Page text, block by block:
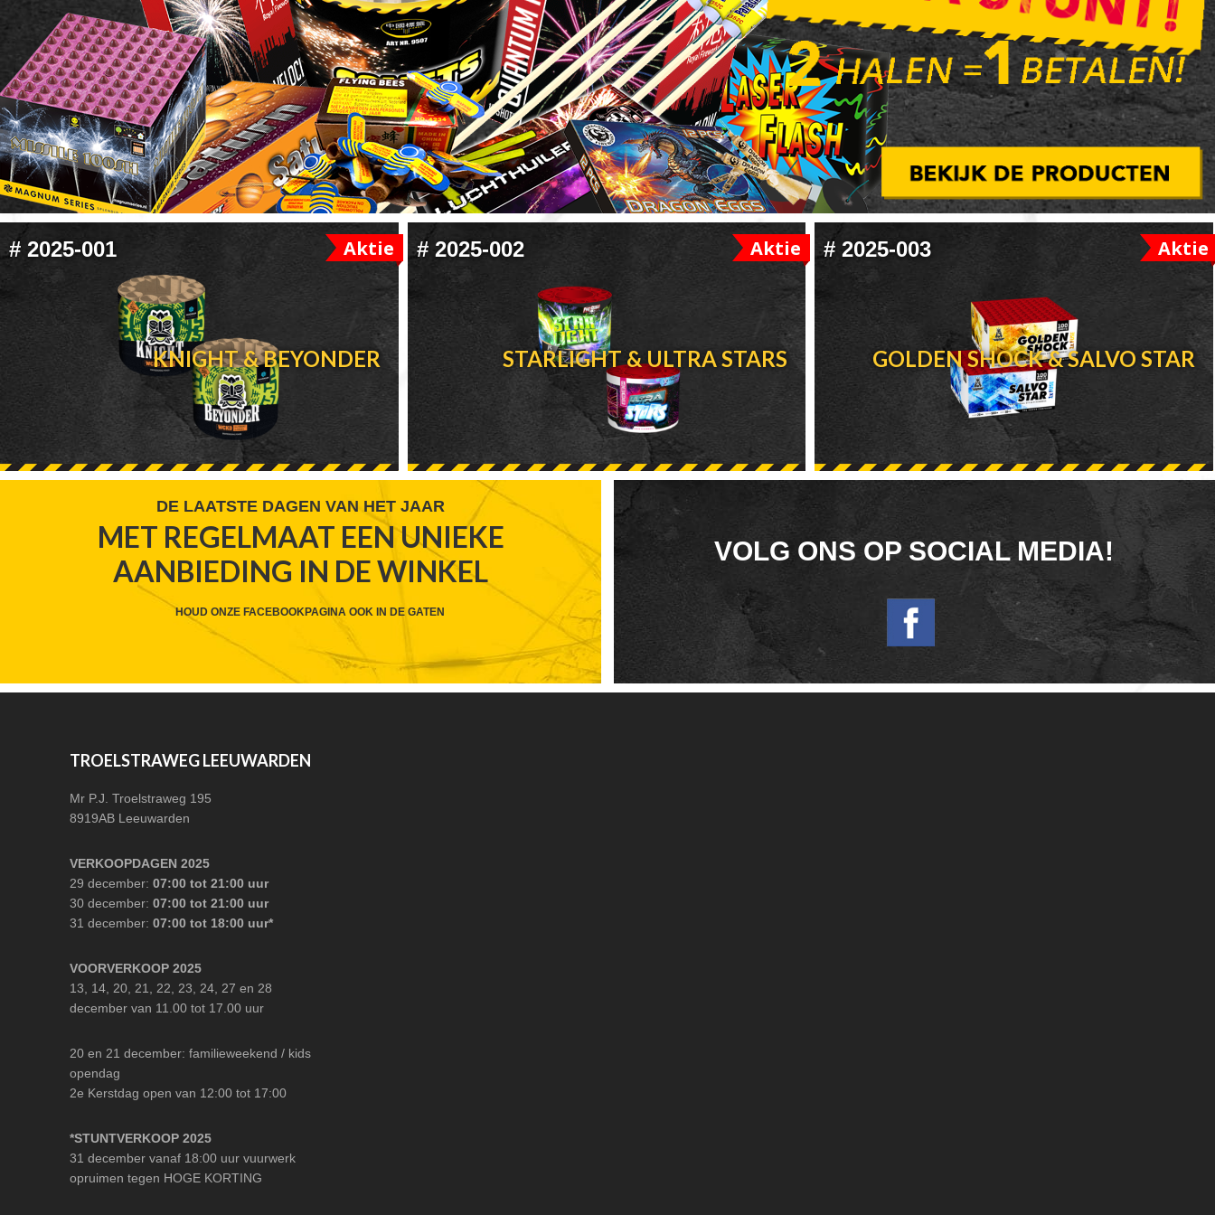
FOOTER
WIDGET
HEADER
# 2025-001 Aktie
KNIGHT & BEYONDER
# 2025-002 Aktie
STARLIGHT & ULTRA STARS
#2025-003 Aktie
GOLDEN SHOCK & SALVO STAR
WIDGET
HEADER
DE LAATSTE DAGEN VAN HET JAAR
MET REGELMAAT EEN UNIEKE
AANBIEDING IN DE WINKEL
HOUD ONZE FACEBOOKPAGINA OOK IN DE GATEN
FOOTER
WIDGET
HEADER
SOCIAL
VOLG ONS OP SOCIAL MEDIA!
TROELSTRAWEG LEEUWARDEN
Mr P.J. Troelstraweg 195
8919AB Leeuwarden
VERKOOPDAGEN 2025
29 december:07:00 tot 21:00 uur
30 december:07:00 tot 21:00 uur
31 december:07:00 tot 18:00 uur*
VOORVERKOOP 2025
13, 14, 20, 21, 22, 23, 24, 27 en 28
december van 11.00 tot 17.00 uur
20 en 21 december: familieweekend / kids
opendag
2e Kerstdag open van 12:00 tot 17:00
*STUNTVERKOOP 2025
31 december vanaf 18:00 uur vuurwerk
opruimen tegen HOGE KORTING